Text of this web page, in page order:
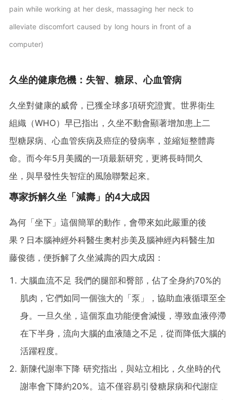
pain while working at her desk, massaging her neck to
alleviate discomfort caused by long hours in front of a
computer
久坐的健康危機：失智、糖尿、心血管病
久坐對健康的威脅，已獲全球多項研究證實。世界衛生
組織（WHO）早已指出，久坐不動會顯著增加患上二
型糖尿病、心血管疾病及癌症的發病率，並縮短整體壽
命。而今年5月美國的一項最新研究，更將長時間久
坐，與早發性失智症的風險聯繫起來。
專家拆解久坐「減壽」的4大成因
為何「坐下」這個簡單的動作，會帶來如此嚴重的後
果？日本腦神經外科醫生奧村步美及腦神經內科醫生加
藤俊德，便拆解了久坐減壽的四大成因：
大腦血流不足 我們的腿部和臀部，佔了全身約70%的
肌肉，它們如同一個強大的「泵」，協助血液循環至全
身。一旦久坐，這個泵血功能便會減慢，導致血液停滯
在下半身，流向大腦的血液隨之不足，從而降低大腦的
活躍程度。
新陳代謝率下降 研究指出，與站立相比，久坐時的代
謝率會下降約20%。這不僅容易引發糖尿病和代謝症